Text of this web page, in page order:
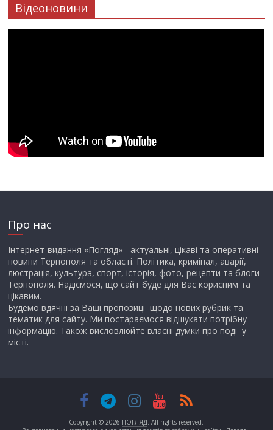
Відеоновини
Про нас
Інтернет-видання «Погляд» - актуальні, цікаві та оперативні
новини Тернополя та області. Політика, кримінал, аварії,
люстрація, культура, спорт, історія, фото, рецепти та блоги
Тернополя. Надіємося, що сайт буде для Вас корисним та
цікавим.
Будемо вдячні за Ваші пропозиції щодо нових рубрик та
тематик для сайту. Ми постараємося відшукати потрібну
інформацію. Також висловлюйте власні думки про події у
місті.
Copyright © 2026 ПОГЛЯД . All rights reserved.